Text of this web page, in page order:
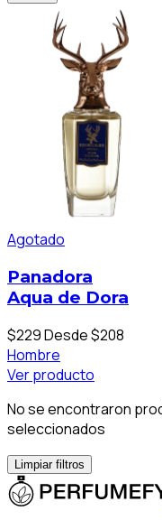
Agotado
Panadora
Aqua de Dora
$229Desde $208
Hombre
Ver producto
No se encontraron
seleccionados
Limpiar filtros